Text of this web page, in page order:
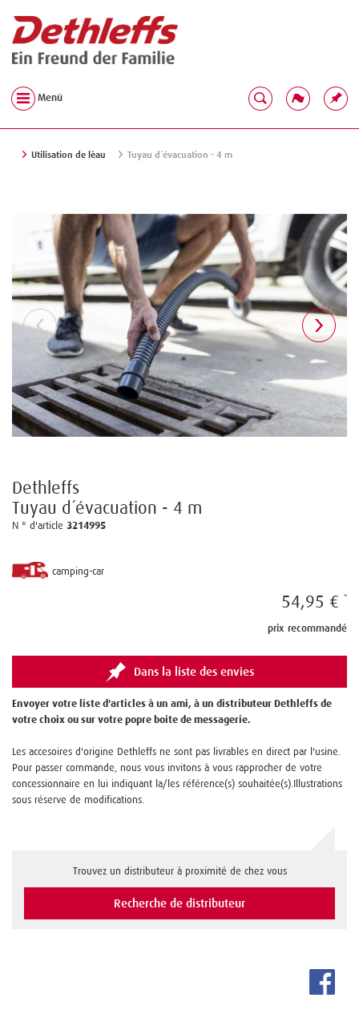
Menü
Utilisation de lèau Tuyau d´évacuation - 4 m
Dethleffs
Tuyau d´évacuation - 4 m
N ° d'article 3214995
camping-car
54,95 €
prix recommandé
Dans la liste des envies
Envoyer votre liste d'articles à un ami, à un distributeur Dethleffs de
votre choix ou sur votre popre boite de messagerie.
Les accesoires d'origine Dethleffs ne sont pas livrables en direct par l'usine.
Pour passer commande, nous vous invitons à vous rapprocher de votre
concessionnaire en lui indiquant la/les référence(s) souhaitée(s).Illustrations
sous réserve de modifications.
Trouvez un distributeur à proximité de chez vous
Recherche de distributeur